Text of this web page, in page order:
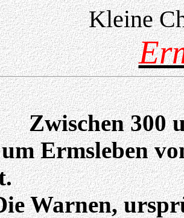
Kleine
Zwischen 300
Ermsleben
Warnen,